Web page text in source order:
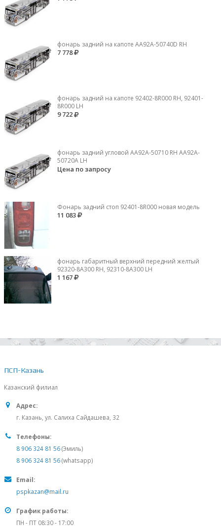
фонарь задний на капоте AA92A-50740D RH
7 778
фонарь задний на капоте 92402-8R000 RH, 92401-
8R000 LH
9 722
фонарь задний угловой AA92A-50710 RH AA92A-
50720A LH
Цена по запросу
Фонарь задний стоп 92401-8R000 новая модель
11 083
фонарь габаритный верхний передний желтый
92320-8A300 RH, 92310-8А300 LH
1 167
ПСП-Казань
Казанский филиал
Адрес:
г. Казань, ул. Салиха Сайдашева, 32
Телефоны:
8 906 324 81 56(Эмиль)
8 906 324 81 56(whatsapp)
Email:
pspkazan@mail.ru
График работы:
ПН - ПТ 08:30 - 17:00